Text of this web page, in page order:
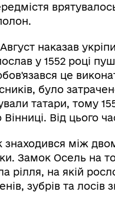
наказав
у 1552 році
це
було
татари, тому
Від цього
знаходився між
Замок Осель на
рілля, на якій
зубрів та лосів